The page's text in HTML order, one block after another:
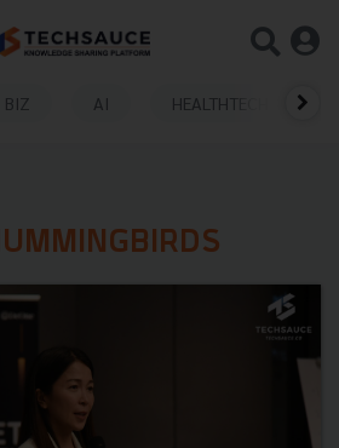
BIZ AI HEALTHTECH